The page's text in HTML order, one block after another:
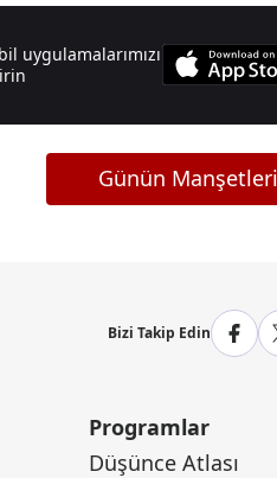
uygulamalarımızı
Günün
Bizi Takip Edin
Programlar
Düşünce Atlası